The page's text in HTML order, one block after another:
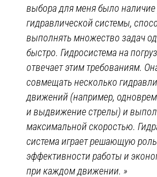
выбора для меня было
гидравлической системы,
выполнять множество задач
быстро. Гидросистема на
отвечает этим требованиям.
совмещать несколько
движений (например,
и выдвижение стрелы) и
максимальной скоростью.
система играет решающую
эффективности работы и
при каждом движении.»